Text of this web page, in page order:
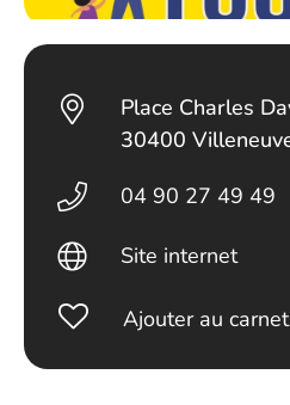
Place Charles
30400
04 90 27 49 49
Site internet
Ajouter au carnet